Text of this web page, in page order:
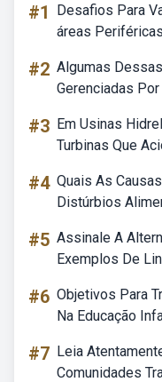
#1
Desafios Para
áreas
#2 Algumas
Gerenciadas
#3 Em Usinas
Turbinas Que
#4 Quais As
Distúrbios
#5 Assinale A
Exemplos De
#6 Objetivos Para
Na Educação
#7 Leia
Comunidades